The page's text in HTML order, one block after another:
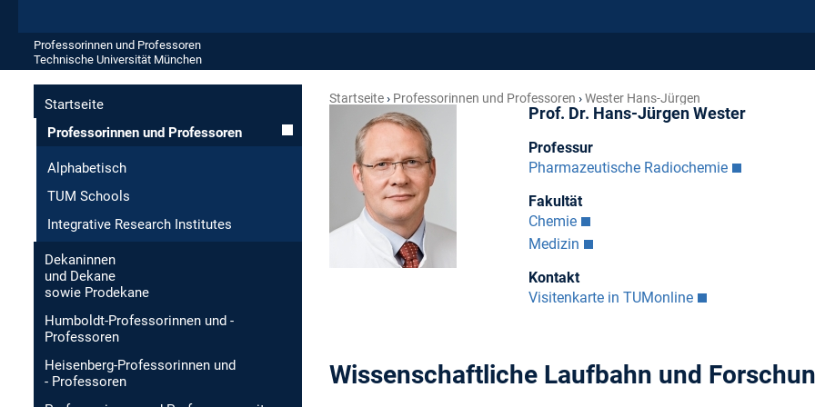
Professorinnen und Professoren
Technische Universität München
Startseite
Professorinnen und Professoren
Alphabetisch
TUM Schools
Integrative Research Institutes
Dekaninnen
und Dekane
sowie Prodekane
Humboldt-Professorinnen und -
Professoren
Heisenberg-Professorinnen und
- Professoren
Startseite Professorinnen und Professoren Wester Hans-Jürgen
Prof. Dr. Hans-Jürgen Wester
Professur
Pharmazeutische Radiochemie
Fakultät
Chemie
Medizin
Kontakt
Visitenkarte in TUMonline
Wissenschaftliche Laufbahn und